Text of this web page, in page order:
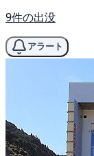
9件の出没
アラート